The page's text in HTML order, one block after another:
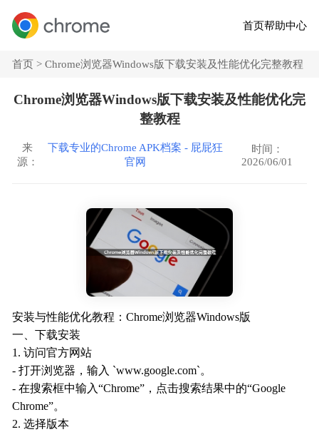
首页帮助中心
首页 >Chrome浏览器Windows版下载安装及性能优化完整教程
Chrome浏览器Windows版下载安装及性能优化完
整教程
来
源：
下载专业的Chrome APK档案 - 屁屁狂
官网
时间：
2026/06/01
安装与性能优化教程：Chrome浏览器Windows版
一、下载安装
1. 访问官方网站
- 打开浏览器，输入 `www.google.com`。
- 在搜索框中输入“Chrome”，点击搜索结果中的“Google
Chrome”。
2. 选择版本